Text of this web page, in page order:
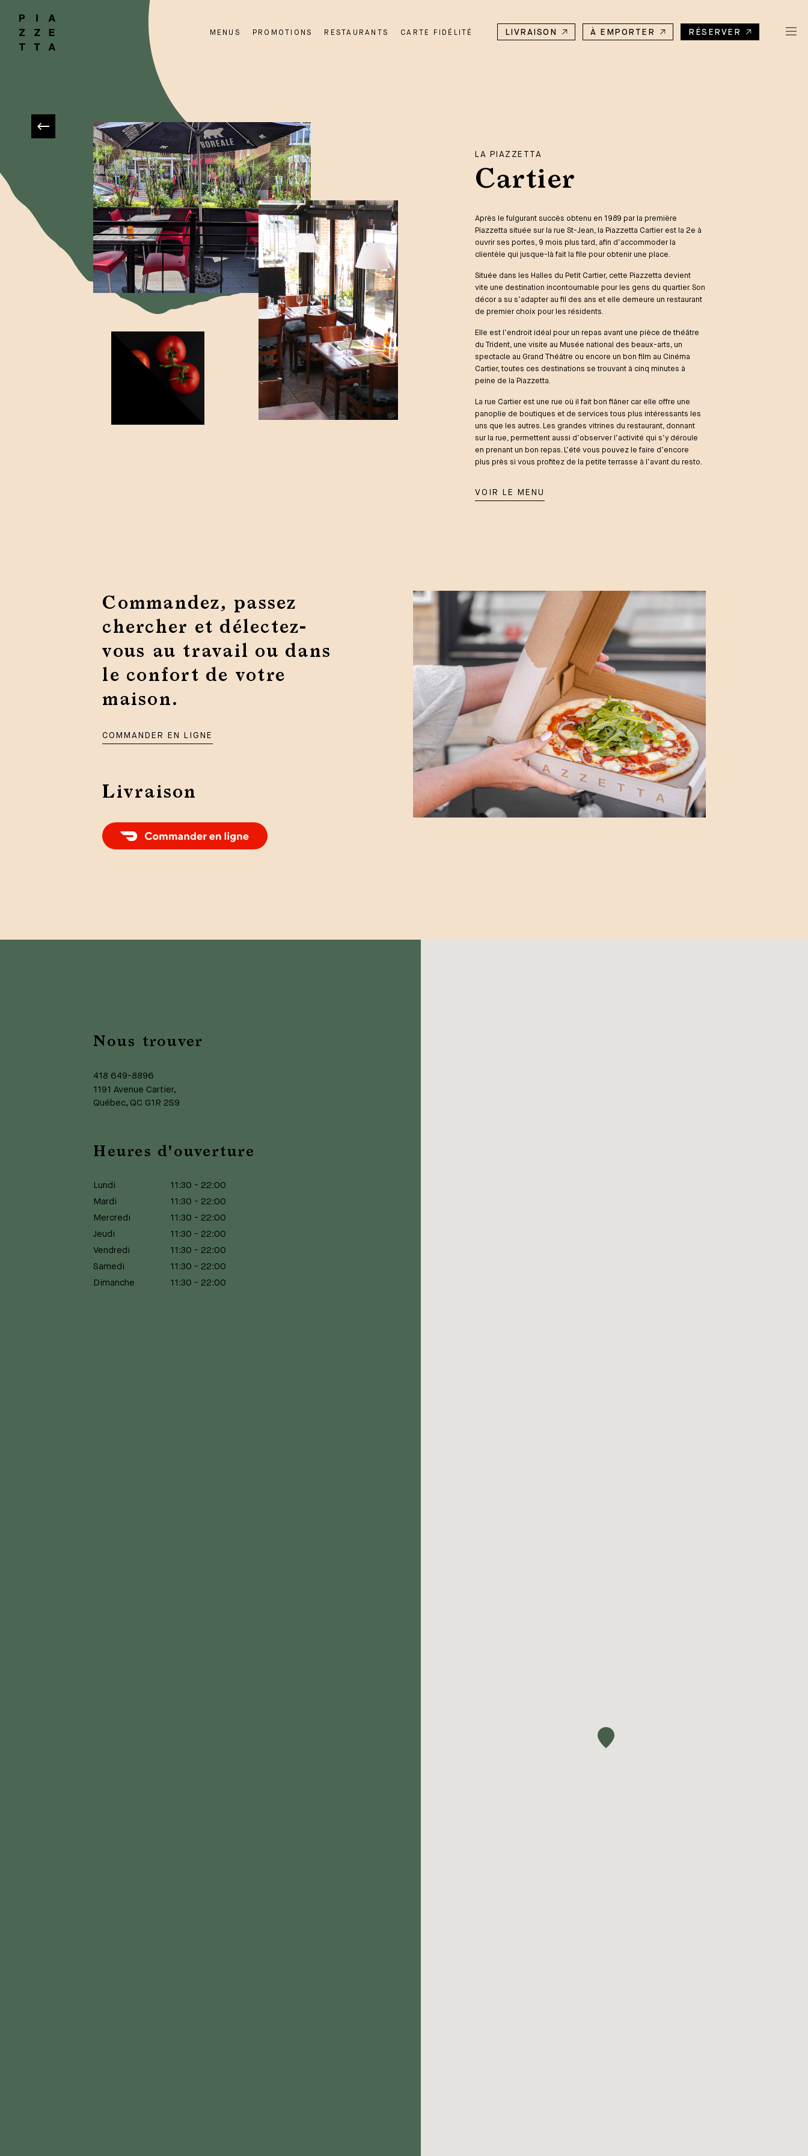
MENUS PROMOTIONS RESTAURANTS CARTE FIDÉLITÉ LIVRAISON À EMPORTER RÉSERVER
RETOUR AUX RESTAURANTS
LA PIAZZETTA
Cartier
Après le fulgurant succès obtenu en 1989 par la première
Piazzetta située sur la rue St-Jean, la Piazzetta Cartier est la 2e à
ouvrir ses portes, 9 mois plus tard, afin d’accommoder la
clientèle qui jusque-là fait la file pour obtenir une place.
Située dans les Halles du Petit Cartier, cette Piazzetta devient
vite une destination incontournable pour les gens du quartier. Son
décor a su s’adapter au fil des ans et elle demeure un restaurant
de premier choix pour les résidents.
Elle est l’endroit idéal pour un repas avant une pièce de théâtre
du Trident, une visite au Musée national des beaux-arts, un
spectacle au Grand Théâtre ou encore un bon film au Cinéma
Cartier, toutes ces destinations se trouvant à cinq minutes à
peine de la Piazzetta.
La rue Cartier est une rue où il fait bon flâner car elle offre une
panoplie de boutiques et de services tous plus intéressants les
uns que les autres. Les grandes vitrines du restaurant, donnant
sur la rue, permettent aussi d’observer l’activité qui s’y déroule
en prenant un bon repas. L’été vous pouvez le faire d’encore
plus près si vous profitez de la petite terrasse à l’avant du resto.
VOIR LE MENU
Commandez, passez
chercher et délectez-
vous au travail ou dans
le confort de votre
maison.
COMMANDER EN LIGNE
Livraison
Commander un repas Livraison avec
DoorDash
Nous trouver
418 649-8896
1191 Avenue Cartier,
Québec, QC G1R 2S9
Heures d'ouverture
Lundi 11:30 - 22:00
Mardi
11:30 - 22:00
Mercredi
11:30 - 22:00
Jeudi
11:30 - 22:00
Vendredi
11:30 - 22:00
Samedi
11:30 - 22:00
Dimanche
11:30 - 22:00